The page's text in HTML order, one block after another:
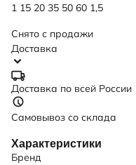
1 15 20 35 50 60 1,5
Снято с продажи
Доставка
Доставка по всей России
Самовывоз со склада
Характеристики
Бренд